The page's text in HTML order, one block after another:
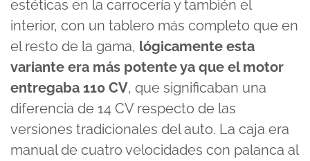
estéticas en la carrocería y también el
interior, con un tablero más completo que en
el resto de la gama, lógicamente esta
variante era más potente ya que el motor
entregaba 110 CV, que significaban una
diferencia de 14 CV respecto de las
versiones tradicionales del auto. La caja era
manual de cuatro velocidades con palanca al